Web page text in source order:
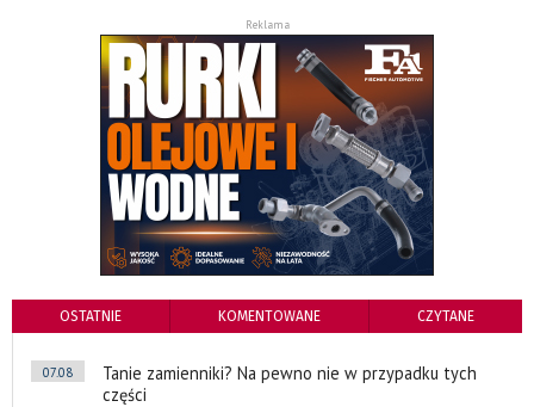
Reklama
OSTATNIE KOMENTOWANE CZYTANE
07.08
Tanie zamienniki? Na pewno nie w przypadku tych
części